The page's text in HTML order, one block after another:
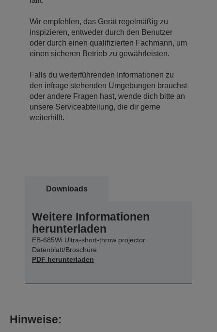
Wir empfehlen, das Gerät regelmäßig zu
inspizieren, entweder durch den Benutzer
oder durch einen qualifizierten Fachmann, um
einen sicheren Betrieb zu gewährleisten.
Falls du weiterführenden Informationen zu
den infrage stehenden Umgebungen brauchst
oder andere Fragen hast, wende dich bitte an
unsere Serviceabteilung, die dir gerne
weiterhilft.
Downloads
Weitere Informationen
herunterladen
EB-685Wi Ultra-short-throw projector
Datenblatt/Broschüre
PDF herunterladen
Hinweise: